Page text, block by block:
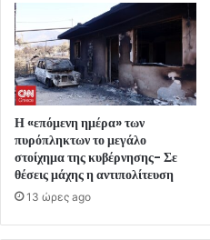
Η «επόμενη ημέρα» των
πυρόπληκτων το μεγάλο
στοίχημα της κυβέρνησης- Σε
θέσεις μάχης η αντιπολίτευση
13 ώρες ago